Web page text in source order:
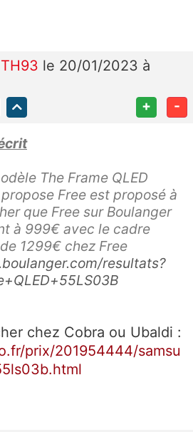
le 20/01/2023 à
+ -
The Frame QLED
Free est proposé à
que Free sur Boulanger
à 999€ avec le cadre
1299€ chez Free
resultats?
chez Cobra ou Ubaldi :
prix/201954444/samsu